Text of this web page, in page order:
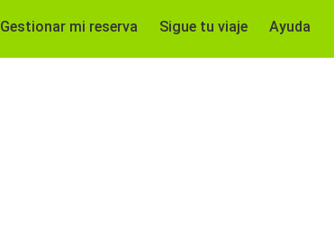
Gestionar mi reserva Sigue tu viaje Ayuda